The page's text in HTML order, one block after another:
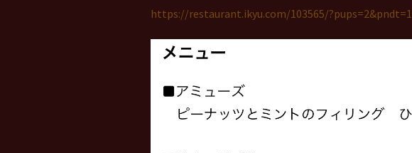
https://restaurant.ikyu.com/103565/?pups=2&pndt=1